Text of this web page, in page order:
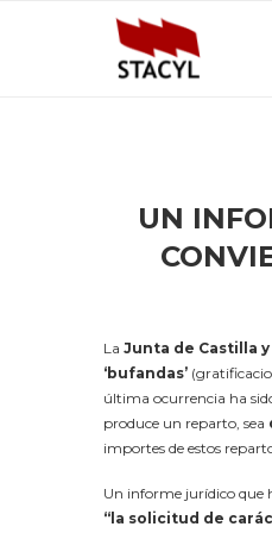
UN
La Junta de Castilla
‘bufandas’
última ocurrencia ha
produce un reparto, sea
importes de estos
Un informe jurídico que
“la solicitud de